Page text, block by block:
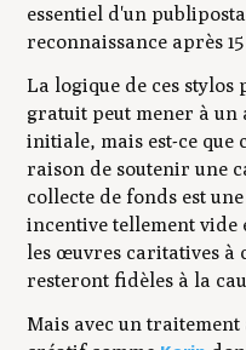
essentiel d'un
reconnaissance après
La logique de ces stylos
gratuit peut mener à un
initiale, mais est-ce que
raison de soutenir une
collecte de fonds est
incentive tellement vide
les œuvres caritatives à
resteront fidèles à la
Mais avec un